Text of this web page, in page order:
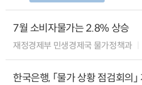
7월 소비자물가는 2.8% 상승
재정경제부 민생경제국 물가정책과
한국은행, 「물가 상황 점검회의」